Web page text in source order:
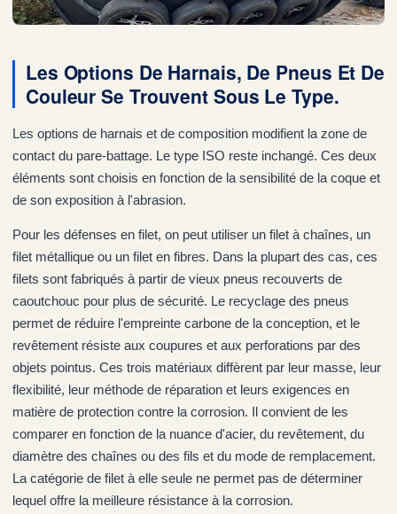
Les Options De Harnais, De Pneus Et De
Couleur Se Trouvent Sous Le Type.
Les options de harnais et de composition modifient la zone de
contact du pare-battage. Le type ISO reste inchangé. Ces deux
éléments sont choisis en fonction de la sensibilité de la coque et
de son exposition à l'abrasion.
Pour les défenses en filet, on peut utiliser un filet à chaînes, un
filet métallique ou un filet en fibres. Dans la plupart des cas, ces
filets sont fabriqués à partir de vieux pneus recouverts de
caoutchouc pour plus de sécurité. Le recyclage des pneus
permet de réduire l'empreinte carbone de la conception, et le
revêtement résiste aux coupures et aux perforations par des
objets pointus. Ces trois matériaux diffèrent par leur masse, leur
flexibilité, leur méthode de réparation et leurs exigences en
matière de protection contre la corrosion. Il convient de les
comparer en fonction de la nuance d'acier, du revêtement, du
diamètre des chaînes ou des fils et du mode de remplacement.
La catégorie de filet à elle seule ne permet pas de déterminer
lequel offre la meilleure résistance à la corrosion.